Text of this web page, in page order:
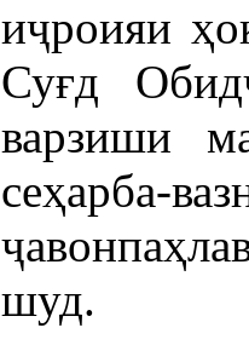
иҷроияи
Суғд
варзиши
сеҳарба-
шуд.